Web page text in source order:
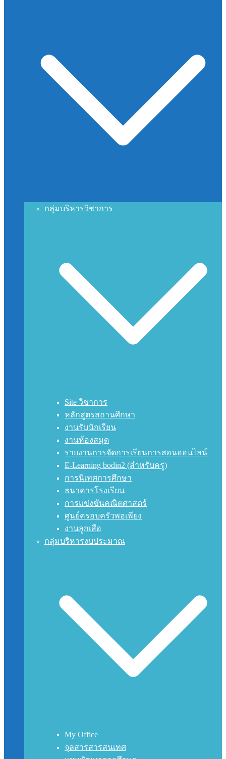
กลุ่มบริหารวิชาการ
Site วิชาการ
หลักสูตรสถานศึกษา
งานรับนักเรียน
งานห้องสมุด
รายงานการจัดการเรียนการสอนออนไลน์
E-Learning bodin2 (สำหรับครู)
การนิเทศการศึกษา
ธนาคารโรงเรียน
การแข่งขันคณิตศาสตร์
ศูนย์ครอบครัวพอเพียง
งานลูกเสือ
กลุ่มบริหารงบประมาณ
My Office
จุลสารสารสนเทศ